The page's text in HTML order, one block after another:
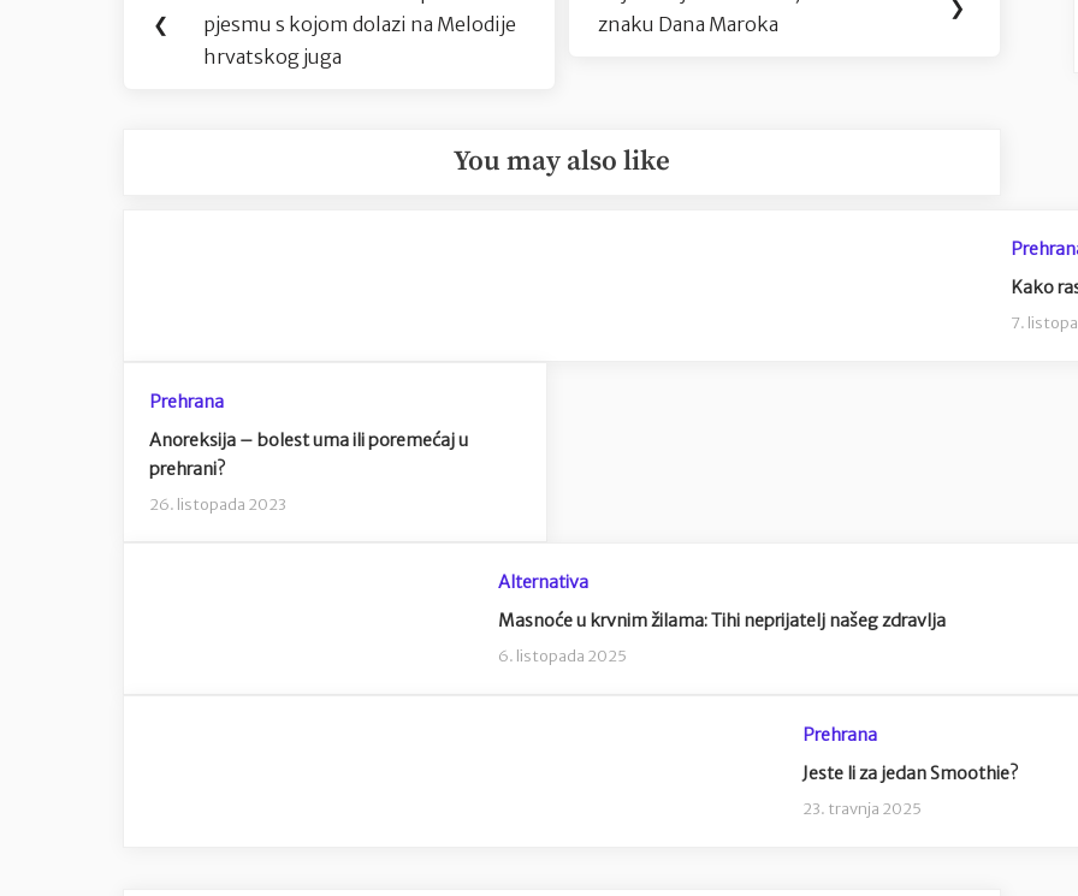
objava
❮
Post:
pjesmu s kojom dolazi na Melodije
hrvatskog juga
Post:
znaku Dana Maroka
❯
You may also like
Kako
7.
Prehrana
Anoreksija – bolest uma ili poremećaj u
prehrani?
26. listopada 2023
Alternativa
Masnoće u krvnim žilama: Tihi neprijatelj našeg zdravlja
6. listopada 2025
Prehrana
Jeste li za jedan Smoothie?
23. travnja 2025